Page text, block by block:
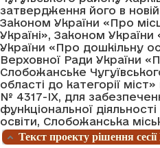
затвердження його в
Законом України «Про
Україні», Законом
України «Про дошкільну
Верховної Ради України
Слобожанське
області до категорії
№ 4317-IХ, для
функціональної
освіти, Слобожанська
Текст проекту рішення